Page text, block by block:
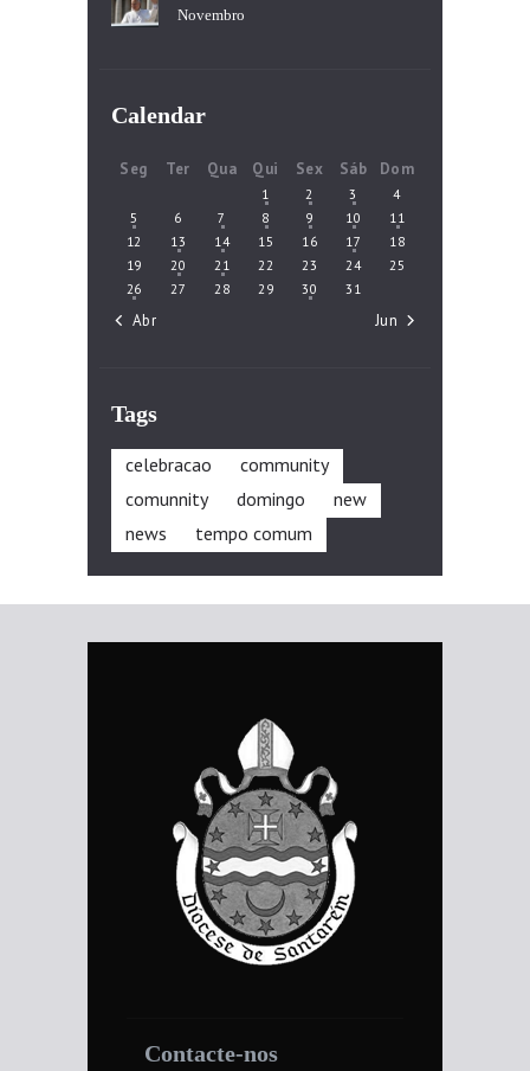
Novembro
Calendar
Seg Ter Qua Qui Sex Sáb Dom
1 2 3
4
5
6 7 8 9 10
11
12
13 14 15 16 17
18
19
20 21 22 23 24
25
26
27 28 29 30 31
« Abr Jun »
Tags
celebracao
community
comunnity
domingo
new
news
tempo comum
Contacte-nos